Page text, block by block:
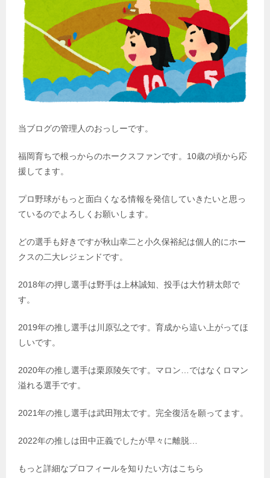
当ブログの管理人のおっしーです。
福岡育ちで根っからのホークスファンです。10歳の頃から応
援してます。
プロ野球がもっと面白くなる情報を発信していきたいと思っ
ているのでよろしくお願いします。
どの選手も好きですが秋山幸二と小久保裕紀は個人的にホー
クスの二大レジェンドです。
2018年の押し選手は野手は上林誠知、投手は大竹耕太郎で
す。
2019年の推し選手は川原弘之です。育成から這い上がってほ
しいです。
2020年の推し選手は栗原陵矢です。マロン…ではなくロマン
溢れる選手です。
2021年の推し選手は武田翔太です。完全復活を願ってます。
2022年の推しは田中正義でしたが早々に離脱…
もっと詳細なプロフィールを知りたい方はこちら